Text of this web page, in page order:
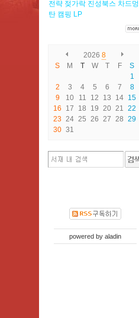
전략 젖가락 진성북스 차드멍
탄 캠핑 LP
2026 8
S
M T W T F
S
1
2
3 4 5 6 7
8
9
10 11 12 13 14 15
16
17 18 19 20 21 22
23 24 25 26 27 28 29
30 31
powered by aladin